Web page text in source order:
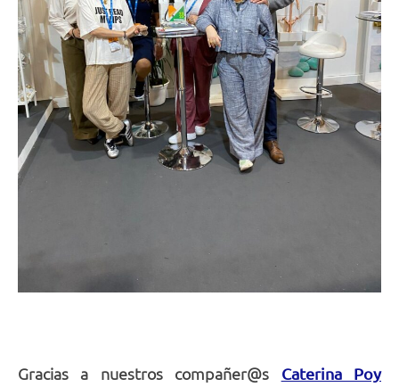
Gracias a nuestros compañer@s
Caterina Poy